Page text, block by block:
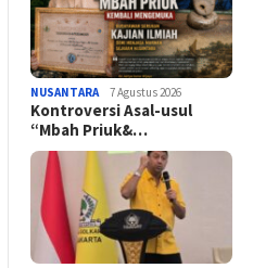
NUSANTARA 7 Agustus 2026
Kontroversi Asal-usul
“Mbah Priuk&…